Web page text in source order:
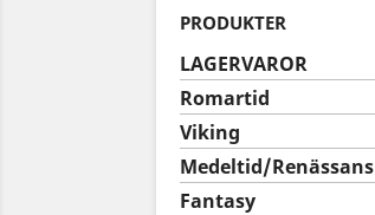
PRODUKTER
LAGERVAROR
Romartid
Viking
Medeltid/Renässans
Fantasy